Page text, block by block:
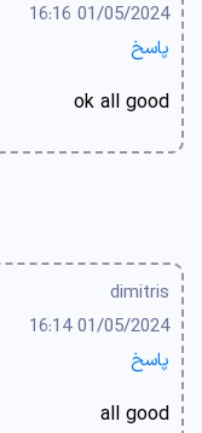
01/05/2024 16:16
پاسخ
ok all good
dimitris
01/05/2024 16:14
پاسخ
all good